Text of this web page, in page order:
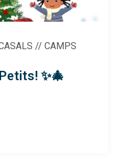
// CAMPS
✨🎄